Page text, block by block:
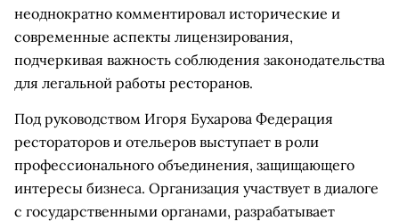
неоднократно комментировал исторические и
современные аспекты лицензирования,
подчеркивая важность соблюдения законодательства
для легальной работы ресторанов.
Под руководством Игоря Бухарова Федерация
рестораторов и отельеров выступает в роли
профессионального объединения, защищающего
интересы бизнеса. Организация участвует в диалоге
с государственными органами, разрабатывает